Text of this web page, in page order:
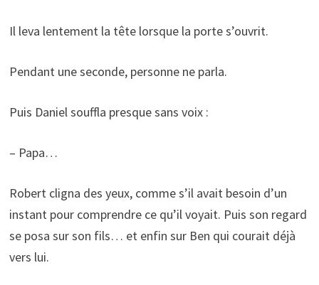
Il leva lentement la tête lorsque la porte s’ouvrit.
Pendant une seconde, personne ne parla.
Puis Daniel souffla presque sans voix :
– Papa…
Robert cligna des yeux, comme s’il avait besoin d’un
instant pour comprendre ce qu’il voyait. Puis son regard
se posa sur son fils… et enfin sur Ben qui courait déjà
vers lui.